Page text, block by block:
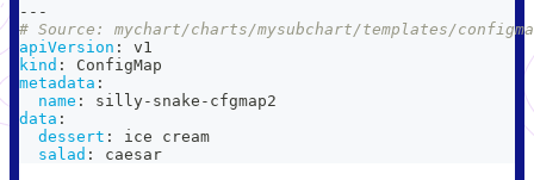
---
# Source: mychart/charts/mysubchart/templates/
apiVersion :
v1
kind :
ConfigMap
metadata :
name : silly- snake - cfgmap2
data :
dessert :
ice cream
salad : caesar